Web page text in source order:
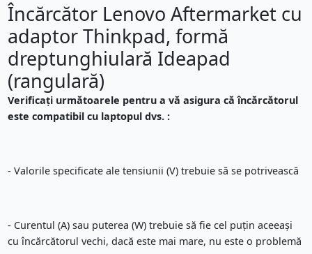
Încărcător Lenovo Aftermarket cu
adaptor Thinkpad, formă
dreptunghiulară Ideapad
(rangulară)
Verificați următoarele pentru a vă asigura că încărcătorul
este compatibil cu laptopul dvs. :
- Valorile specificate ale tensiunii (V) trebuie să se potrivească
- Curentul (A) sau puterea (W) trebuie să fie cel puțin aceeași
cu încărcătorul vechi, dacă este mai mare, nu este o problemă